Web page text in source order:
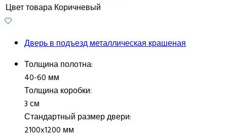
Цвет товараКоричневый
Дверь в подъезд металлическая крашеная
Толщина полотна:
40-60 мм
Толщина коробки:
3 см
Стандартный размер двери:
2100x1200 мм